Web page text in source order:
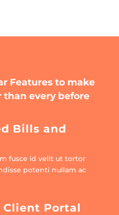
Features to make
than every before
Bills and
fusce id velit ut tortor
potenti nullam ac
Client Portal